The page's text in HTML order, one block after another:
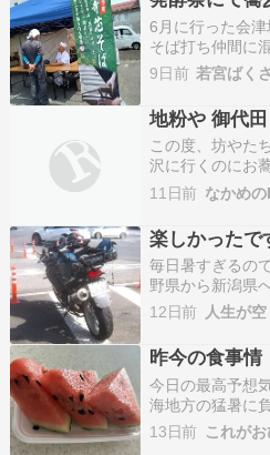
ートも発令され
6月に行った会津
そば打ち仲間に
さくでは軽トラ
酵祭にて蕎麦屋
津坂下町でお米
さく.
9日前 若宮ばく
地粉や 御代田
この度、坊やた
沢に行くのにお
ばアレルギーチ
ばぼうろをうっ
から、大丈夫そ
ク用として食べ
のに抵抗があり
11日前 なかめ
楽しかったで
毎日暑すぎるの
野県から新潟県
（ 高速道路の
たのですが ）
ネル近くに来た
が、、、。慌て
くはなったけど
12日前
昨今の食事情
今日の最高予想
海地方の猛暑に
ありませんがそ
に篭りがちなの
13日前 これが